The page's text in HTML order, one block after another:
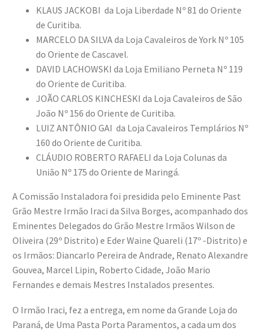
KLAUS JACKOBI da Loja Liberdade Nº 81 do Oriente
de Curitiba.
MARCELO DA SILVA da Loja Cavaleiros de York Nº 105
do Oriente de Cascavel.
DAVID LACHOWSKI da Loja Emiliano Perneta Nº 119
do Oriente de Curitiba.
JOÃO CARLOS KINCHESKI da Loja Cavaleiros de São
João Nº 156 do Oriente de Curitiba.
LUIZ ANTÔNIO GAI da Loja Cavaleiros Templários Nº
160 do Oriente de Curitiba.
CLÁUDIO ROBERTO RAFAELI da Loja Colunas da
União Nº 175 do Oriente de Maringá.
A Comissão Instaladora foi presidida pelo Eminente Past
Grão Mestre Irmão Iraci da Silva Borges, acompanhado dos
Eminentes Delegados do Grão Mestre Irmãos Wilson de
Oliveira (29º Distrito) e Eder Waine Quareli (17º -Distrito) e
os Irmãos: Diancarlo Pereira de Andrade, Renato Alexandre
Gouvea, Marcel Lipin, Roberto Cidade, João Mario
Fernandes e demais Mestres Instalados presentes.
O Irmão Iraci, fez a entrega, em nome da Grande Loja do
Paraná, de Uma Pasta Porta Paramentos, a cada um dos